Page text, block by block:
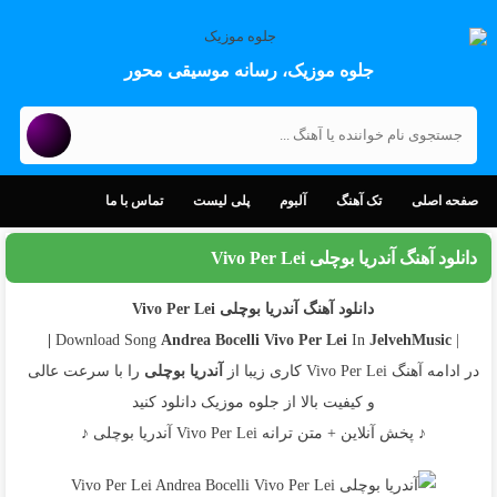
جلوه موزیک، رسانه موسیقی محور
صفحه اصلی تک آهنگ آلبوم پلی لیست تماس با ما
دانلود آهنگ آندریا بوچلی Vivo Per Lei
دانلود آهنگ آندریا بوچلی Vivo Per Lei
| Download Song
Andrea Bocelli Vivo Per LeiIn JelvehMusic |
در ادامه آهنگ Vivo Per Lei کاری زیبا از
آندریا بوچلی را با سرعت عالی
و کیفیت بالا از جلوه موزیک دانلود کنید
♪ پخش آنلاین + متن ترانه Vivo Per Lei آندریا بوچلی ♪